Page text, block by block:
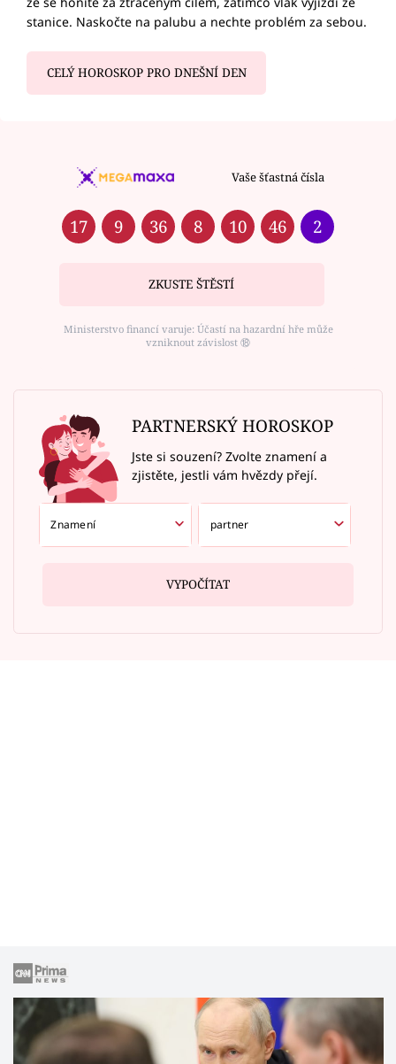
stanice. Naskočte na palubu a nechte problém za sebou.
CELÝ HOROSKOP PRO DNEŠNÍ DEN
Vaše šťastná čísla
17 9 36 8 10 46 2
ZKUSTE ŠTĚSTÍ
Ministerstvo financí varuje: Účastí na hazardní hře může
vzniknout závislost ⑱
PARTNERSKÝ HOROSKOP
Jste si souzení? Zvolte znamení a
zjistěte, jestli vám hvězdy přejí.
VYPOČÍTAT